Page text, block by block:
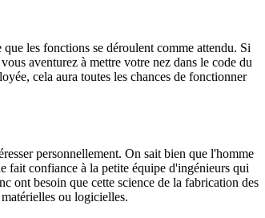
les fonctions se déroulent comme attendu. Si
aventurez à mettre votre nez dans le code du
cela aura toutes les chances de fonctionner
personnellement. On sait bien que l'homme
fait confiance à la petite équipe d'ingénieurs qui
ont besoin que cette science de la fabrication des
ou logicielles.